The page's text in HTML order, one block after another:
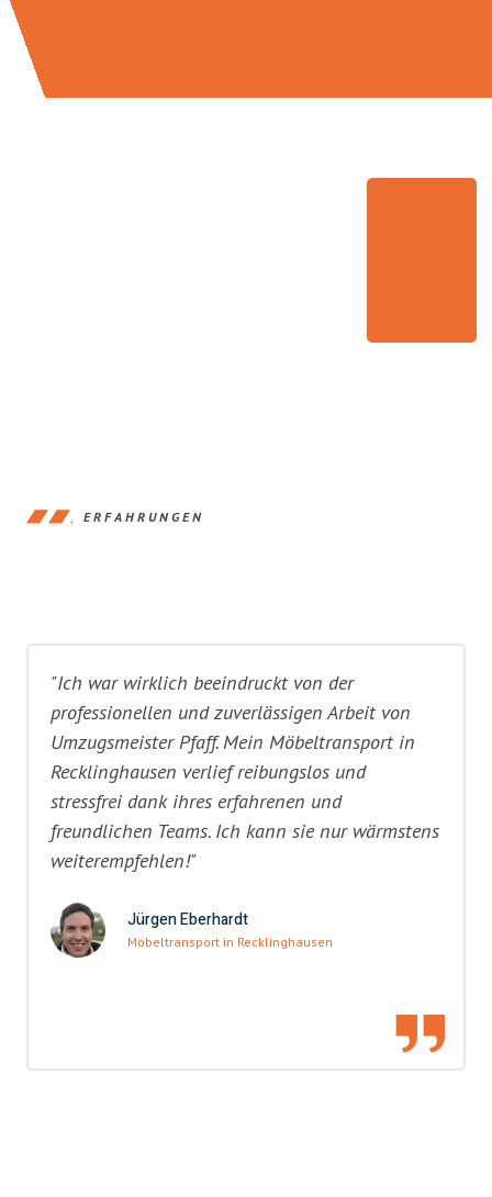
ERFAHRUNGEN
"Ich war wirklich beeindruckt von der
professionellen und zuverlässigen Arbeit von
Umzugsmeister Pfaff. Mein Möbeltransport in
Recklinghausen verlief reibungslos und
stressfrei dank ihres erfahrenen und
freundlichen Teams. Ich kann sie nur wärmstens
weiterempfehlen!"
Jürgen Eberhardt
Möbeltransport in Recklinghausen